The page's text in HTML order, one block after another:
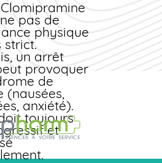
peuvent être
en cas de
prolongé.
pas de
physique
strict.
un arrêt
provoquer
de
(nausées,
anxiété).
toujours
et